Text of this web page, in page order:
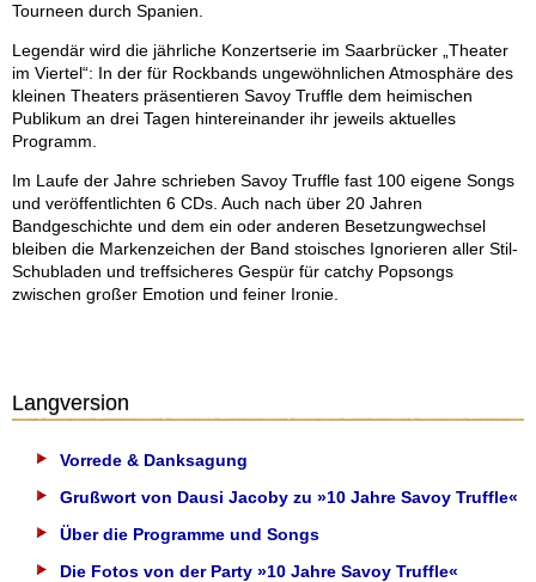
Tourneen durch Spanien.
Legendär wird die jährliche Konzertserie im Saarbrücker „Theater
im Viertel“: In der für Rockbands ungewöhnlichen Atmosphäre des
kleinen Theaters präsentieren Savoy Truffle dem heimischen
Publikum an drei Tagen hintereinander ihr jeweils aktuelles
Programm.
Im Laufe der Jahre schrieben Savoy Truffle fast 100 eigene Songs
und veröffentlichten 6 CDs. Auch nach über 20 Jahren
Bandgeschichte und dem ein oder anderen Besetzungwechsel
bleiben die Markenzeichen der Band stoisches Ignorieren aller Stil-
Schubladen und treffsicheres Gespür für catchy Popsongs
zwischen großer Emotion und feiner Ironie.
Langversion
Vorrede & Danksagung
Grußwort von Dausi Jacoby zu »10 Jahre Savoy Truffle«
Über die Programme und Songs
Die Fotos von der Party »10 Jahre Savoy Truffle«